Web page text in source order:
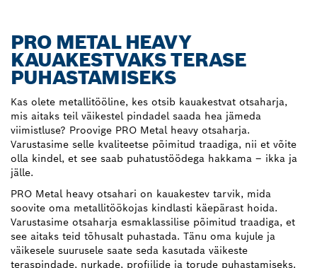
PRO METAL HEAVY
KAUAKESTVAKS TERASE
PUHASTAMISEKS
Kas olete metallitööline, kes otsib kauakestvat otsaharja,
mis aitaks teil väikestel pindadel saada hea jämeda
viimistluse? Proovige PRO Metal heavy otsaharja.
Varustasime selle kvaliteetse põimitud traadiga, nii et võite
olla kindel, et see saab puhatustöödega hakkama – ikka ja
jälle.
PRO Metal heavy otsahari on kauakestev tarvik, mida
soovite oma metallitöökojas kindlasti käepärast hoida.
Varustasime otsaharja esmaklassilise põimitud traadiga, et
see aitaks teid tõhusalt puhastada. Tänu oma kujule ja
väikesele suurusele saate seda kasutada väikeste
teraspindade, nurkade, profiilide ja torude puhastamiseks.